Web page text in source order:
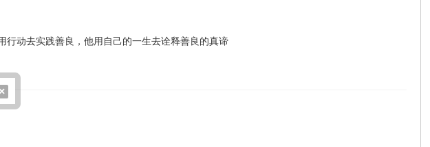
动去实践善良，他用自己的一生去诠释善良的真谛